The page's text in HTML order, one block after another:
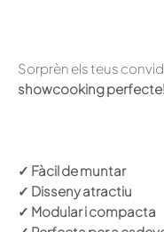
Sorprèn els teus
showcooking perfecte!
✓ Fàcil de muntar
✓ Disseny atractiu
✓ Modular i compacta